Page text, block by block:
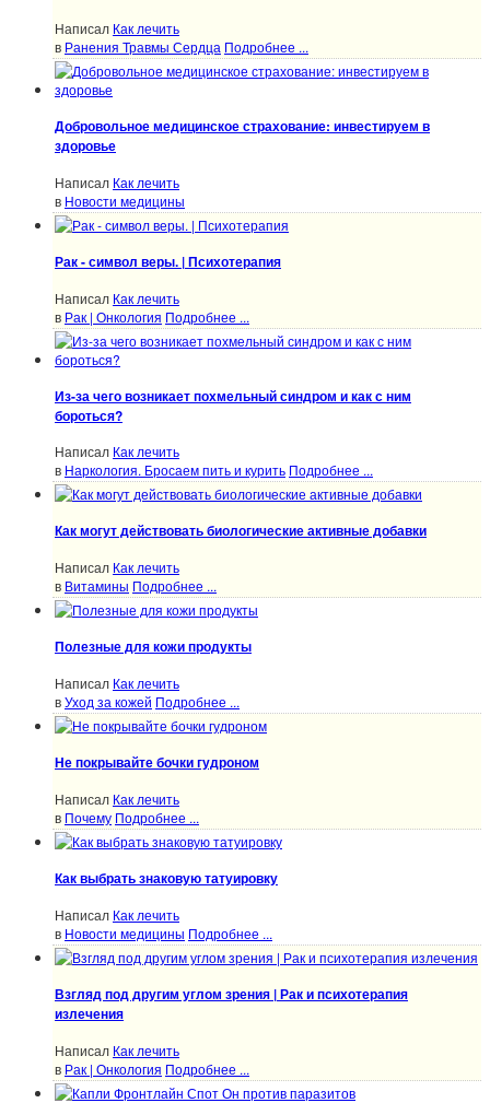
Написал Как лечить
в Ранения Травмы Сердца Подробнее ...
Добровольное медицинское страхование: инвестируем в
здоровье
Написал Как лечить
в Новости медицины
Рак - символ веры. | Психотерапия
Написал Как лечить
в Рак | Онкология Подробнее ...
Из-за чего возникает похмельный синдром и как с ним
бороться?
Написал Как лечить
в Наркология. Бросаем пить и курить Подробнее ...
Как могут действовать биологические активные добавки
Написал Как лечить
в Витамины Подробнее ...
Полезные для кожи продукты
Написал Как лечить
вУход за кожей Подробнее ...
Не покрывайте бочки гудроном
Написал Как лечить
в Почему Подробнее ...
Как выбрать знаковую татуировку
Написал Как лечить
в Новости медицины Подробнее ...
Взгляд под другим углом зрения | Рак и психотерапия
излечения
Написал Как лечить
в Рак | Онкология Подробнее ...